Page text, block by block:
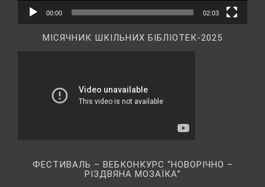
00:00 02:03
МІСЯЧНИК ШКІЛЬНИХ БІБЛІОТЕК-2025
ФЕСТИВАЛЬ – ВЕБКОНКУРС “НОВОРІЧНО –
РІЗДВЯНА МОЗАЇКА”